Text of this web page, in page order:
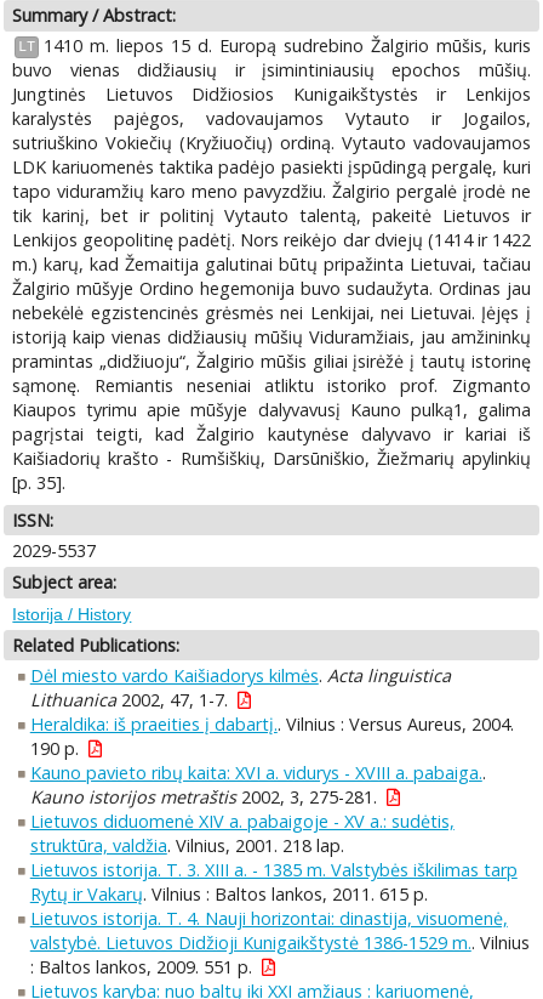
Summary / Abstract:
LT
1410 m. liepos 15 d. Europą sudrebino Žalgirio mūšis, kuris
buvo vienas didžiausių ir įsimintiniausių epochos mūšių.
Jungtinės Lietuvos Didžiosios Kunigaikštystės ir Lenkijos
karalystės pajėgos, vadovaujamos Vytauto ir Jogailos,
sutriuškino Vokiečių (Kryžiuočių) ordiną. Vytauto vadovaujamos
LDK kariuomenės taktika padėjo pasiekti įspūdingą pergalę, kuri
tapo viduramžių karo meno pavyzdžiu. Žalgirio pergalė įrodė ne
tik karinį, bet ir politinį Vytauto talentą, pakeitė Lietuvos ir
Lenkijos geopolitinę padėtį. Nors reikėjo dar dviejų (1414 ir 1422
m.) karų, kad Žemaitija galutinai būtų pripažinta Lietuvai, tačiau
Žalgirio mūšyje Ordino hegemonija buvo sudaužyta. Ordinas jau
nebekėlė egzistencinės grėsmės nei Lenkijai, nei Lietuvai. Įėjęs į
istoriją kaip vienas didžiausių mūšių Viduramžiais, jau amžininkų
pramintas „didžiuoju“, Žalgirio mūšis giliai įsirėžė į tautų istorinę
sąmonę. Remiantis neseniai atliktu istoriko prof. Zigmanto
Kiaupos tyrimu apie mūšyje dalyvavusį Kauno pulką1, galima
pagrįstai teigti, kad Žalgirio kautynėse dalyvavo ir kariai iš
Kaišiadorių krašto - Rumšiškių, Darsūniškio, Žiežmarių apylinkių
[p. 35].
ISSN:
2029-5537
Subject area:
Istorija / History
Related Publications:
Dėl miesto vardo Kaišiadorys kilmės. Acta linguistica
Lithuanica2002, 47, 1-7.
Heraldika: iš praeities į dabartį.. Vilnius : Versus Aureus, 2004.
190 p.
Kauno pavieto ribų kaita: XVI a. vidurys - XVIII a. pabaiga..
Kauno istorijos metraštis2002, 3, 275-281.
Lietuvos diduomenė XIV a. pabaigoje - XV a.: sudėtis,
struktūra, valdžia. Vilnius, 2001. 218 lap.
Lietuvos istorija. T. 3. XIII a. - 1385 m. Valstybės iškilimas tarp
Rytų ir Vakarų. Vilnius : Baltos lankos, 2011. 615 p.
Lietuvos istorija. T. 4. Nauji horizontai: dinastija, visuomenė,
valstybė. Lietuvos Didžioji Kunigaikštystė 1386-1529 m.. Vilnius
: Baltos lankos, 2009. 551 p.
Lietuvos karyba: nuo baltų iki XXI amžiaus : kariuomenė,